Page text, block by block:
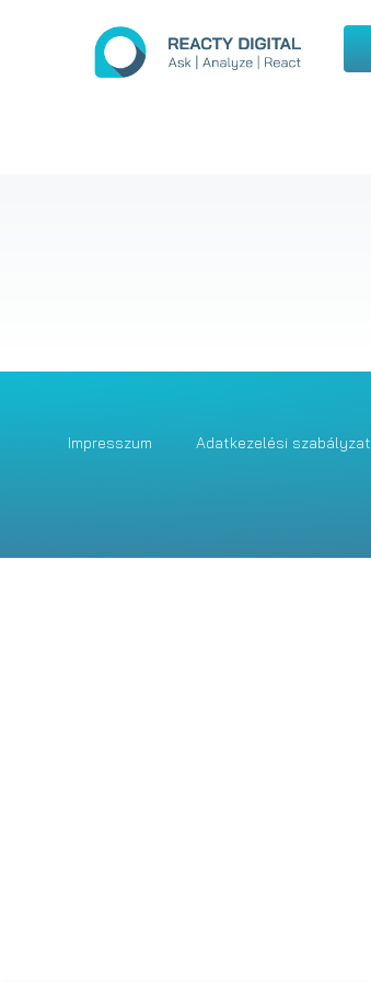
Impresszum Adatkezelési szabályzat